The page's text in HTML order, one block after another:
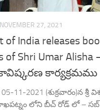
NOVEMBER 27, 2021
of India releases
of Shri Umar
కార్యక్రమము
11-2021 (శుక్రవారం)న శ్రీ
లోని బీచ్ రోడ్ లో –